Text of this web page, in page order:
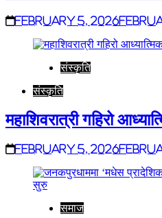
February 5, 2026
संस्कृति
संस्कृति
महाशिवरात्री गहिरो
February 5, 2026
समाज